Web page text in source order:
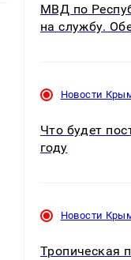
МВД по
на службу.
Новости
Что будет
году
Новости
Тропическая